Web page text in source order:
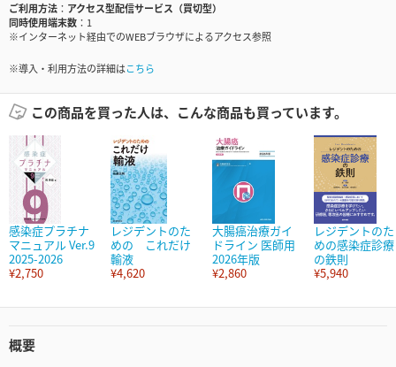
ご利用方法
アクセス型配信サービス（買切型）
同時使用端末数
1
※インターネット経由でのWEBブラウザによるアクセス参照
※導入・利用方法の詳細はこちら
この商品を買った人は、こんな商品も買っています。
感染症プラチナ
マニュアル Ver.9
2025-2026
¥2,750
レジデントのた
めの これだけ
輸液
¥4,620
大腸癌治療ガイ
ドライン 医師用
2026年版
¥2,860
レジデントのた
めの感染症診療
の鉄則
¥5,940
概要